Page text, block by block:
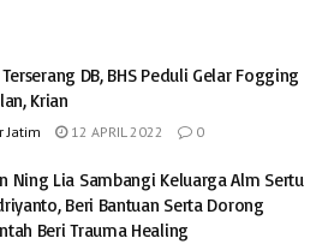
Terserang DB, BHS Peduli Gelar Fogging
Krian
Jatim 12 APRIL 2022 0
Ning Lia Sambangi Keluarga Alm Sertu
Beri Bantuan Serta Dorong
Beri Trauma Healing